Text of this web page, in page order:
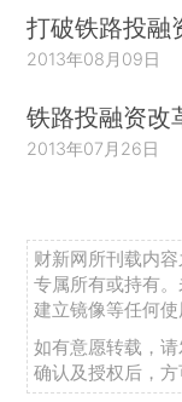
打破铁路投融
2013年08月09日
铁路投融资改
2013年07月26日
财新网所刊载内
专属所有或持有
建立镜像等任何使
如有意愿转载，
确认及授权后，方